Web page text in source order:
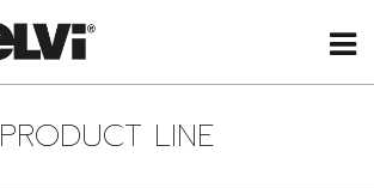
PRODUCT LINE